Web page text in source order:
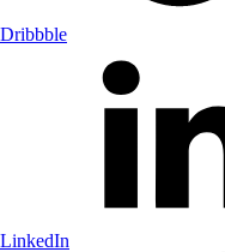
Dribbble
LinkedIn